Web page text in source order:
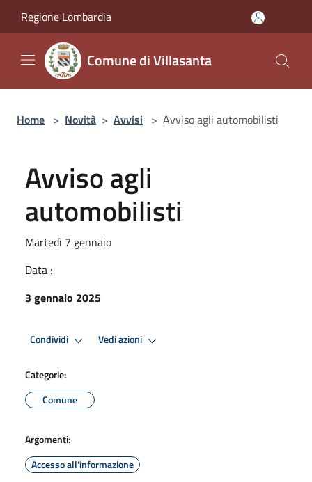
Regione Lombardia
Comune di Villasanta
Home > Novità > Avvisi > Avviso agli automobilisti
Avviso agli
automobilisti
Martedì 7 gennaio
Data :
3 gennaio 2025
Condividi Vedi azioni
Categorie:
Comune
Argomenti:
Accesso all'informazione